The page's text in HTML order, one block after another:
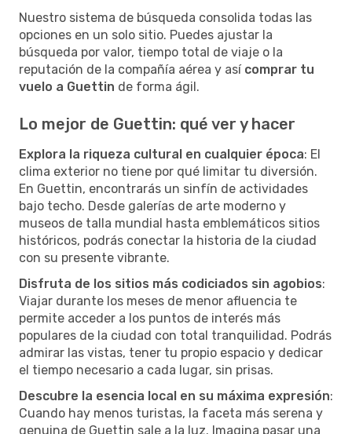
Nuestro sistema de búsqueda consolida todas las
opciones en un solo sitio. Puedes ajustar la
búsqueda por valor, tiempo total de viaje o la
reputación de la compañía aérea y así comprar tu
vuelo a Guettin de forma ágil.
Lo mejor de Guettin: qué ver y hacer
Explora la riqueza cultural en cualquier época: El
clima exterior no tiene por qué limitar tu diversión.
En Guettin, encontrarás un sinfín de actividades
bajo techo. Desde galerías de arte moderno y
museos de talla mundial hasta emblemáticos sitios
históricos, podrás conectar la historia de la ciudad
con su presente vibrante.
Disfruta de los sitios más codiciados sin agobios:
Viajar durante los meses de menor afluencia te
permite acceder a los puntos de interés más
populares de la ciudad con total tranquilidad. Podrás
admirar las vistas, tener tu propio espacio y dedicar
el tiempo necesario a cada lugar, sin prisas.
Descubre la esencia local en su máxima expresión:
Cuando hay menos turistas, la faceta más serena y
genuina de Guettin sale a la luz. Imagina pasar una